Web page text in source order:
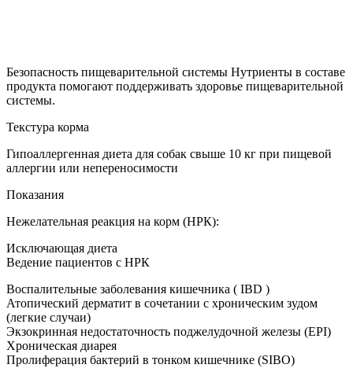
Безопасность пищеварительной системы Нутриенты в составе
продукта помогают поддерживать здоровье пищеварительной
системы.
Текстура корма
Гипоаллергенная диета для собак свыше 10 кг при пищевой
аллергии или непереносимости
Показания
Нежелательная реакция на корм (НРК):
Исключающая диета
Ведение пациентов с НРК
Воспалительные заболевания кишечника ( IBD )
Атопический дерматит в сочетании с хроническим зудом
(легкие случаи)
Экзокринная недостаточность поджелудочной железы (EPI)
Хроническая диарея
Пролиферация бактерий в тонком кишечнике (SIBO)